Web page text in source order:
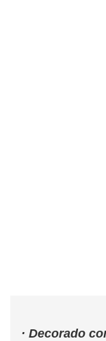
· Decorado